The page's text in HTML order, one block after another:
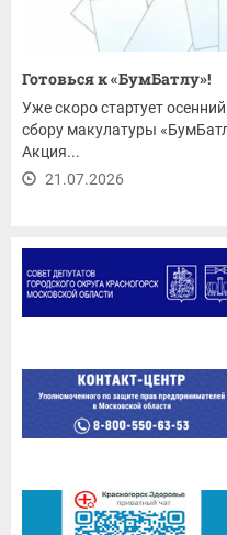
Готовься к «БумБатлу»!
Уже скоро стартует
сбору макулатуры
Акция...
21.07.2026